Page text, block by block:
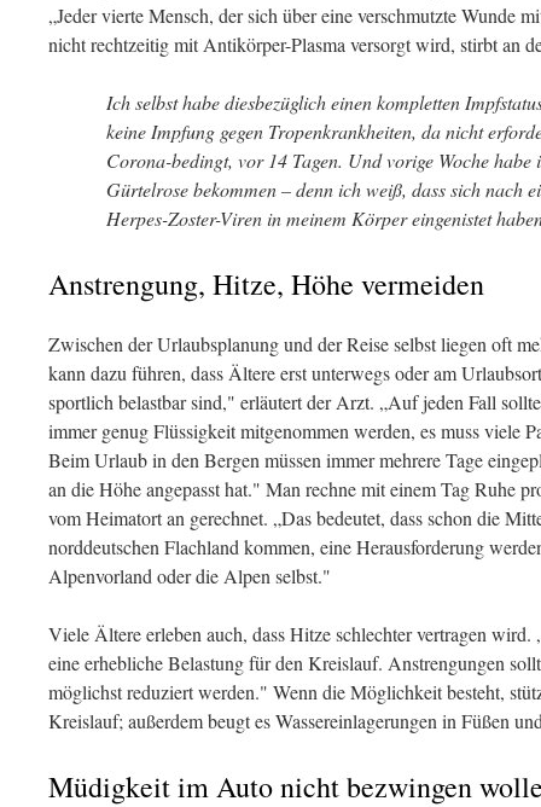
„Jeder vierte Mensch, der sich über eine verschmutzte Wunde
nicht rechtzeitig mit Antikörper-Plasma versorgt wird, stirbt an
Ich selbst habe diesbezüglich einen kompletten
keine Impfung gegen Tropenkrankheiten, da nicht
Corona-bedingt, vor 14 Tagen. Und vorige Woche habe
Gürtelrose bekommen – denn ich weiß, dass sich nach
Herpes-Zoster-Viren in meinem Körper eingenistet
Anstrengung, Hitze, Höhe vermeiden
Zwischen der Urlaubsplanung und der Reise selbst liegen oft
kann dazu führen, dass Ältere erst unterwegs oder am
sportlich belastbar sind," erläutert der Arzt. „Auf jeden Fall
immer genug Flüssigkeit mitgenommen werden, es muss viele
Beim Urlaub in den Bergen müssen immer mehrere Tage
an die Höhe angepasst hat." Man rechne mit einem Tag Ruhe
vom Heimatort an gerechnet. „Das bedeutet, dass schon die
norddeutschen Flachland kommen, eine Herausforderung
Alpenvorland oder die Alpen selbst."
Viele Ältere erleben auch, dass Hitze schlechter vertragen wird.
eine erhebliche Belastung für den Kreislauf. Anstrengungen
möglichst reduziert werden." Wenn die Möglichkeit besteht,
Kreislauf; außerdem beugt es Wassereinlagerungen in Füßen
Müdigkeit im Auto nicht bezwingen